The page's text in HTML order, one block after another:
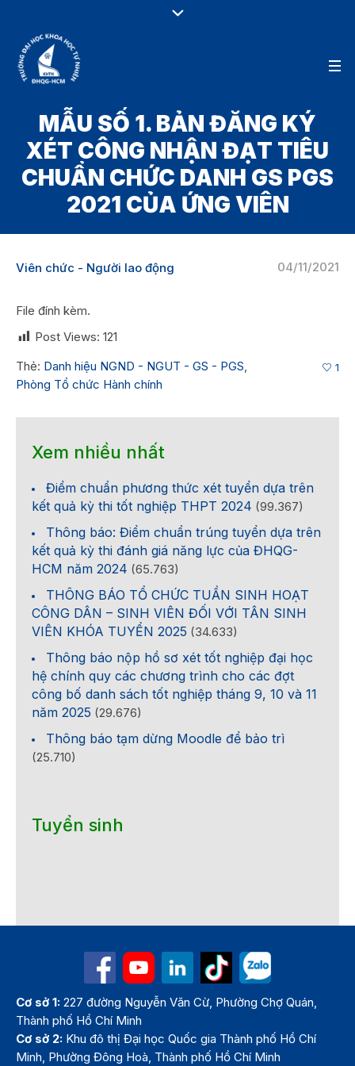
MẪU SỐ 1. BẢN ĐĂNG KÝ
XÉT CÔNG NHẬN ĐẠT TIÊU
CHUẨN CHỨC DANH GS PGS
2021 CỦA ỨNG VIÊN
04/11/2021
Viên chức - Người lao động
File đính kèm.
Post Views: 121
Thẻ: Danh hiệu NGND - NGUT - GS - PGS,
Phòng Tổ chức Hành chính
1
Xem nhiều nhất
Điểm chuẩn phương thức xét tuyển dựa trên
kết quả kỳ thi tốt nghiệp THPT 2024 (99.367)
Thông báo: Điểm chuẩn trúng tuyển dựa trên
kết quả kỳ thi đánh giá năng lực của ĐHQG-
HCM năm 2024 (65.763)
THÔNG BÁO TỔ CHỨC TUẦN SINH HOẠT
CÔNG DÂN – SINH VIÊN ĐỐI VỚI TÂN SINH
VIÊN KHÓA TUYỂN 2025 (34.633)
Thông báo nộp hồ sơ xét tốt nghiệp đại học
hệ chính quy các chương trình cho các đợt
công bố danh sách tốt nghiệp tháng 9, 10 và 11
năm 2025 (29.676)
Thông báo tạm dừng Moodle để bảo trì
(25.710)
Tuyển sinh
Cơ sở 1: 227 đường Nguyễn Văn Cừ, Phường Chợ Quán,
Thành phố Hồ Chí Minh
Cơ sở 2: Khu đô thị Đại học Quốc gia Thành phố Hồ Chí
Minh, Phường Đông Hoà, Thành phố Hồ Chí Minh